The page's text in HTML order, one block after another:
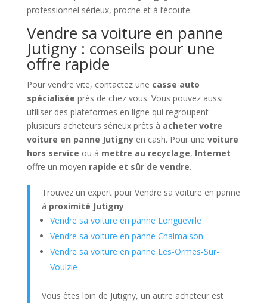
professionnel sérieux, proche et à l’écoute.
Vendre sa voiture en panne
Jutigny : conseils pour une
offre rapide
Pour vendre vite, contactez une casse auto
spécialisée près de chez vous. Vous pouvez aussi
utiliser des plateformes en ligne qui regroupent
plusieurs acheteurs sérieux prêts à acheter votre
voiture en panne Jutignyen cash. Pour une voiture
hors service ou à mettre au recyclage, Internet
offre un moyen rapide et sûr de vendre.
Trouvez un expert pour Vendre sa voiture en panne
à proximité Jutigny
Vendre sa voiture en panne Longueville
Vendre sa voiture en panne Chalmaison
Vendre sa voiture en panne Les-Ormes-Sur-
Voulzie
Vous êtes loin de Jutigny, un autre acheteur est